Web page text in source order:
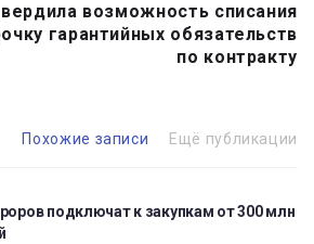
возможность списания
гарантийных обязательств
по контракту
Похожие записи Ещё публикации
подключат к закупкам от 300 млн